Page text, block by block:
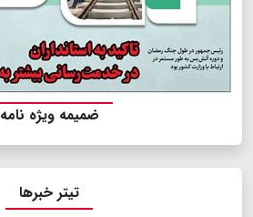
ضمیمه ویژه نامه
تیتر خبرها